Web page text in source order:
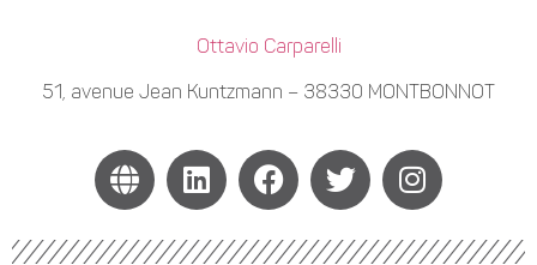
Ottavio Carparelli
51, avenue Jean Kuntzmann – 38330 MONTBONNOT